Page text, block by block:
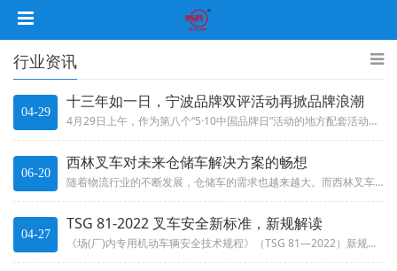
行业资讯
04-29
十三年如一日，宁波品牌双评活动再掀品牌浪潮
4月29日上午，作为第八个“5·10中国品牌日”活动的地方配套活动之一，由宁波市发展和改革委员会指导，宁波市品牌双评选活...
06-20
西林叉车对未来仓储车解决方案的畅想
随着物流行业的不断发展，仓储车的需求也越来越大。而西林叉车作为一家专业从事仓储车生产的企业，一直致力于为客户提供更加高效...
04-27
TSG 81-2022 叉车安全新标准，新规解读
《场(厂)内专用机动车辆安全技术规程》（TSG 81—2022）新规程将于2022年12月1日起正式施行！1. 在新规程...